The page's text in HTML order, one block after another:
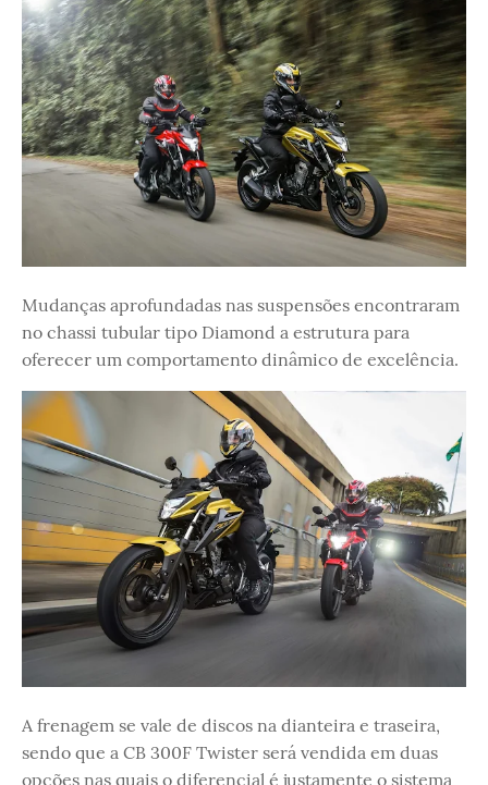
Mudanças aprofundadas nas suspensões encontraram
no chassi tubular tipo Diamond a estrutura para
oferecer um comportamento dinâmico de excelência.
A frenagem se vale de discos na dianteira e traseira,
sendo que a CB 300F Twister será vendida em duas
opções nas quais o diferencial é justamente o sistema